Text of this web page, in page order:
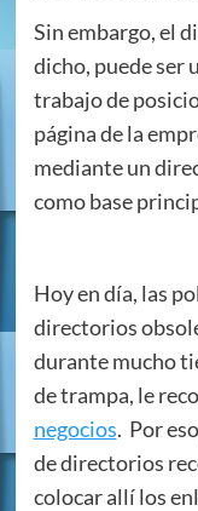
Sin embargo, el
dicho, puede ser
trabajo de
página de la
mediante un
como base
Hoy en día, las
directorios
durante mucho
de trampa, le
negocios. Por
de directorios
colocar allí los